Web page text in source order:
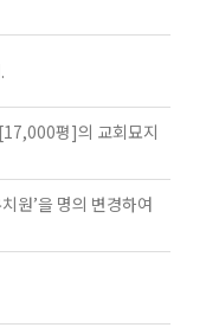
평]의 교회묘지
원’을 명의 변경하여